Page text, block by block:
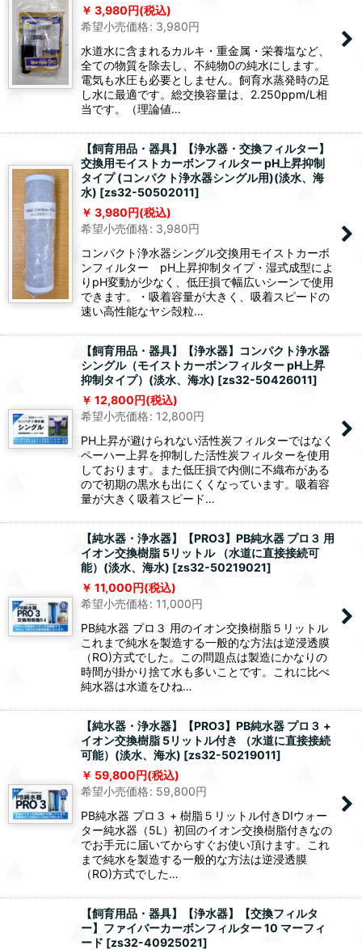
3,980円(税込)
希望小売価格: 3,980円
水道水に含まれるカルキ・重金属・栄養塩など、
全ての物質を除去し、不純物0の純水にします。
電気も水圧も必要としません。飼育水蒸発時の足
し水に最適です。総交換容量は、2.250ppm/L相
当です。（理論値…
【飼育用品・器具】【浄水器・交換フィルター】
交換用モイストカーボンフィルター pH上昇抑制
タイプ (コンパクト浄水器シングル用)(淡水、海
水) [zs32-50502011]
3,980円(税込)
希望小売価格: 3,980円
コンパクト浄水器シングル交換用モイストカーボ
ンフィルター pH上昇抑制タイプ・湿式成型によ
りpH変動が少なく、低圧損で幅広いシーンで使用
できます。・吸着容量が大きく、吸着スピードの
速い高性能なヤシ殻粒…
【飼育用品・器具】【浄水器】コンパクト浄水器
シングル（モイストカーボンフィルター pH上昇
抑制タイプ）(淡水、海水) [zs32-50426011]
12,800円(税込)
希望小売価格: 12,800円
PH上昇が避けられない活性炭フィルターではなく
ペーハー上昇を抑制した活性炭フィルターを使用
しております。また低圧損で内側に不織布がある
ので初期の黒水も出にくくなっています。吸着容
量が大きく吸着スピード…
【純水器・浄水器】【PRO3】PB純水器 プロ３ 用
イオン交換樹脂 5リットル （水道に直接接続可
能）(淡水、海水) [zs32-50219021]
11,000円(税込)
希望小売価格: 11,000円
PB純水器 プロ３ 用のイオン交換樹脂５リットル
これまで純水を製造する一般的な方法は逆浸透膜
（RO)方式でした。この問題点は製造にかなりの
時間が掛かり捨て水も多いことです。これに比べ
純水器は水道をひね…
【純水器・浄水器】【PRO3】PB純水器 プロ３ +
イオン交換樹脂 5リットル付き （水道に直接接続
可能）(淡水、海水) [zs32-50219011]
59,800円(税込)
希望小売価格: 59,800円
PB純水器 プロ３ + 樹脂５リットル付きDIウォー
ター純水器（5L）初回のイオン交換樹脂付きなの
でお手元に届いてからすぐお使い頂けます。これ
まで純水を製造する一般的な方法は逆浸透膜
（RO)方式でした…
【飼育用品・器具】【浄水器】【交換フィルタ
ー】ファイバーカーボンフィルター 10 マーフィ
ード [zs32-40925021]